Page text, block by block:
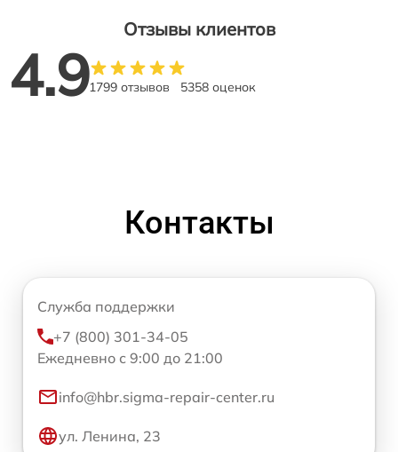
Отзывы клиентов
4.91799 отзывов 5358 оценок
Контакты
Служба поддержки
+7 (800) 301-34-05
Ежедневно с 9:00 до 21:00
info@hbr.sigma-repair-center.ru
ул. Ленина, 23